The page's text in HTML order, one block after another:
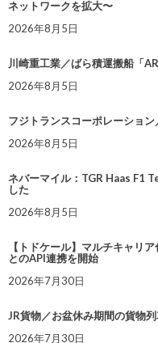
ネットワークを拡大〜
2026年8月5日
川崎重工業／ばら積運搬船「
2026年8月5日
フジトランスコーポレーショ
2026年8月5日
ネバーマイル：TGR Haas F1
した
2026年8月5日
【トドケール】マルチキャリ
とのAPI連携を開始
2026年7月30日
JR貨物／お盆休み期間の貨物
2026年7月30日